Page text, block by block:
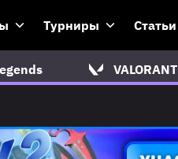
Турниры Статьи
VALORANT